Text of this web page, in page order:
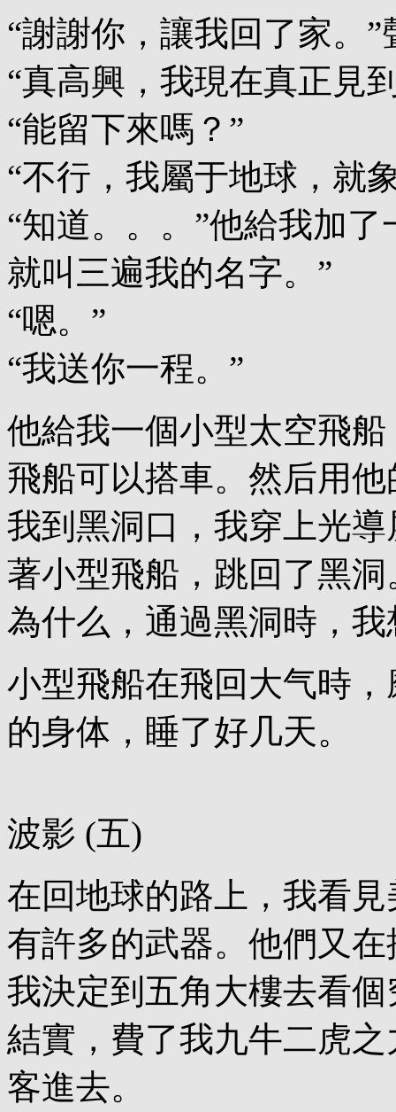
“謝謝你，讓我回了家。
“真高興，我現在真正見
“能留下來嗎？”
“不行，我屬于地球，就
“知道。。。”他給我加
就叫三遍我的名字。”
“嗯。”
“我送你一程。”
他給我一個小型太空飛
飛船可以搭車。然后用
我到黑洞口，我穿上光
著小型飛船，跳回了黑
為什么，通過黑洞時，
小型飛船在飛回大气時
的身体，睡了好几天。
波影 (五)
在回地球的路上，我看
有許多的武器。他們又
我決定到五角大樓去看
結實，費了我九牛二虎之
客進去。